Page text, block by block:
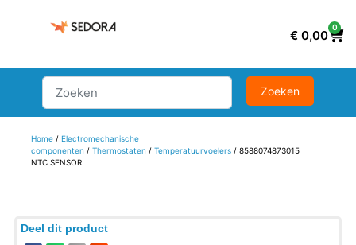
€ 0,00
0
Home/ Electromechanische
componenten / Thermostaten / Temperatuurvoelers/ 8588074873015
NTC SENSOR
Deel dit product